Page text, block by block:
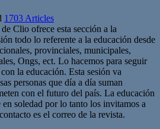
1703 Articles
Clio ofrece esta sección a la
todo lo referente a la educación desde
provinciales, municipales,
Ongs, ect. Lo hacemos para seguir
la educación. Esta sesión va
personas que día a día suman
con el futuro del país. La educación
en soledad por lo tanto los invitamos a
es el correo de la revista.